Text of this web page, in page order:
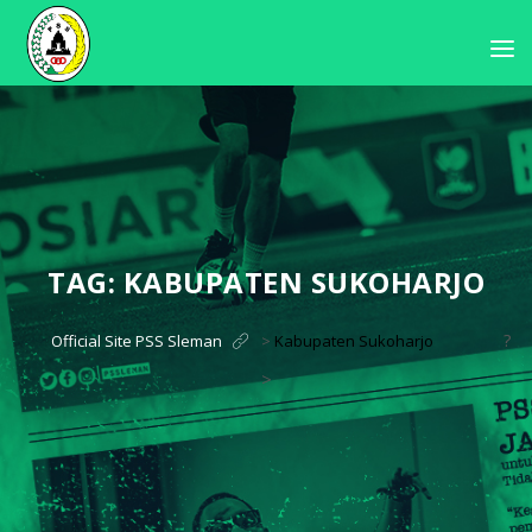
TAG: KABUPATEN SUKOHARJO
Official Site PSS Sleman > Kabupaten Sukoharjo
?
>